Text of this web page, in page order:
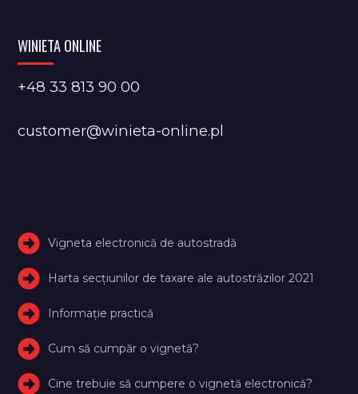
WINIETA ONLINE
+48 33 813 90 00
customer@winieta-online.pl
Vigneta electronică de autostradă
Harta secțiunilor de taxare ale autostrăzilor 2021
Informație practică
Cum să cumpăr o vignetă?
Cine trebuie să cumpere o vignetă electronică?